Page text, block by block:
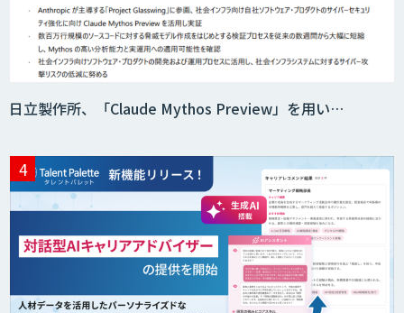
スマート工場ソリューションkizkia-
Meter
Preferred Networks Visual Inspection
サテライトAI
音声・画像・動画データセット販売・収
日立製作所、「Claude Mythos Preview」を用い…